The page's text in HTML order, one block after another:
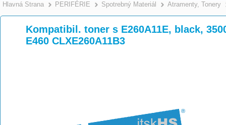
Hlavná Strana >
PERIFÉRIE >
Spotrebný Materiál >
Atramenty, Tonery
Kompatibil. toner s E260A11E, black,
E460 CLXE260A11B3